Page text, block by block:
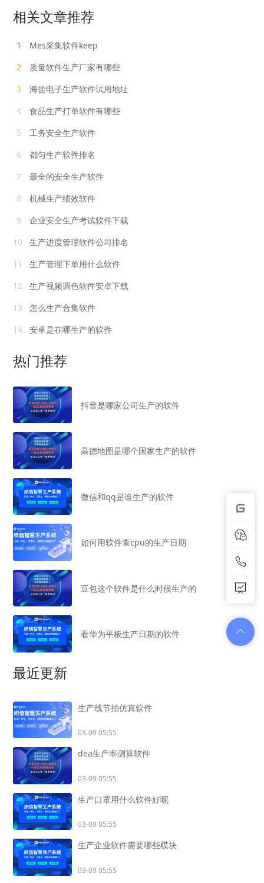
相关文章推荐
1
Mes采集软件keep
2
质量软件生产厂家有哪些
3
海盐电子生产软件试用地址
4
食品生产打单软件有哪些
5
工务安全生产软件
6
都匀生产软件排名
7
最全的安全生产软件
8
机械生产绩效软件
9
企业安全生产考试软件下载
10
生产进度管理软件公司排名
11
生产管理下单用什么软件
12
生产视频调色软件安卓下载
13
怎么生产合集软件
14
安卓是在哪生产的软件
热门推荐
抖音是哪家公司生产的软件
高德地图是哪个国家生产的软件
微信和qq是谁生产的软件
如何用软件查cpu的生产日期
豆包这个软件是什么时候生产的
看华为平板生产日期的软件
最近更新
生产线节拍仿真软件
03-09 05:55
dea生产率测算软件
03-09 05:55
生产口罩用什么软件好呢
03-09 05:55
生产企业软件需要哪些模块
03-09 05:55